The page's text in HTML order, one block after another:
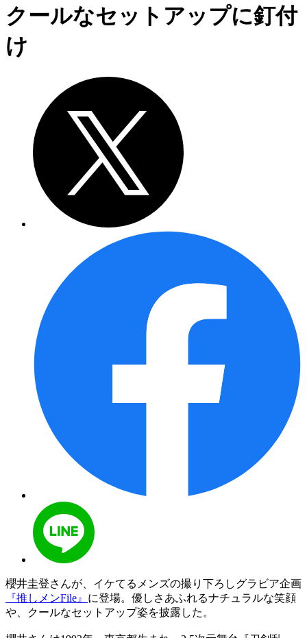
クールなセットアップに釘付
け
櫻井圭登さんが、イケてるメンズの撮り下ろしグラビア企画
『推しメンFile』 に登場。優しさあふれるナチュラルな笑顔
や、クールなセットアップ姿を披露した。